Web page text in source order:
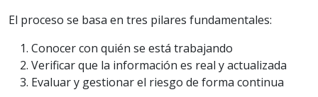
El proceso se basa en tres pilares fundamentales:
Conocer con quién se está trabajando
Verificar que la información es real y actualizada
Evaluar y gestionar el riesgo de forma continua